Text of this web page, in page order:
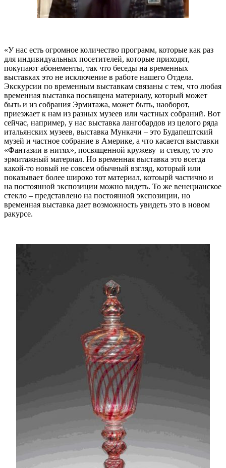
«У нас есть огромное количество программ, которые как раз
для индивидуальных посетителей, которые приходят,
покупают абонементы, так что беседы на временных
выставках это не исключение в работе нашего Отдела.
Экскурсии по временным выставкам связаны с тем, что любая
временная выставка посвящена материалу, который может
быть и из собрания Эрмитажа, может быть, наоборот,
приезжает к нам из разных музеев или частных собраний. Вот
сейчас, например, у нас выставка лангобардов из целого ряда
итальянских музеев, выставка Мункачи – это Будапештский
музей и частное собрание в Америке, а что касается выставки
«Фантазии в нитях», посвященной кружеву и стеклу, то это
эрмитажный материал. Но временная выставка это всегда
какой-то новый не совсем обычный взгляд, который или
показывает более широко тот материал, котоырй частично и
на постоянной экспозиции можно видеть. То же венецианское
стекло – представлено на постоянной экспозиции, но
временная выставка дает возможность увидеть это в новом
ракурсе.